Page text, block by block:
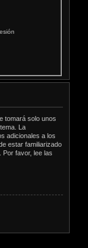
tomará solo unos
La
adicionales a los
estar familiarizado
favor, lee las